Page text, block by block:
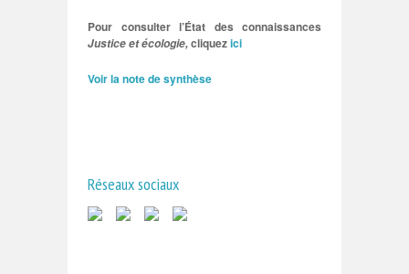
Pour consulter l’État des connaissances
Justice et écologie,cliquezici
Voir la note de synthèse
Réseaux sociaux